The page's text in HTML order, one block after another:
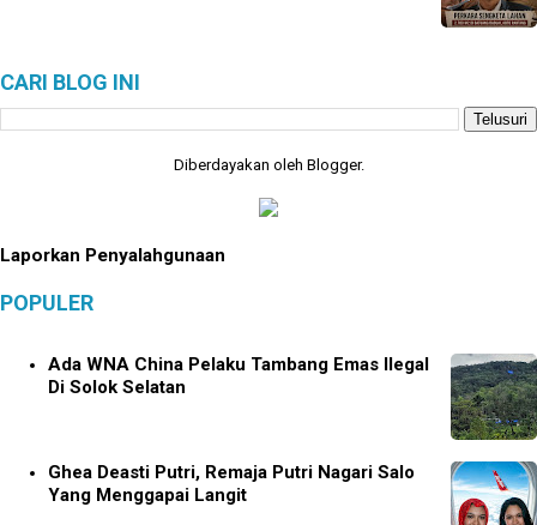
CARI BLOG INI
Diberdayakan oleh Blogger.
Laporkan Penyalahgunaan
POPULER
Ada WNA China Pelaku Tambang Emas Ilegal
Di Solok Selatan
Ghea Deasti Putri, Remaja Putri Nagari Salo
Yang Menggapai Langit